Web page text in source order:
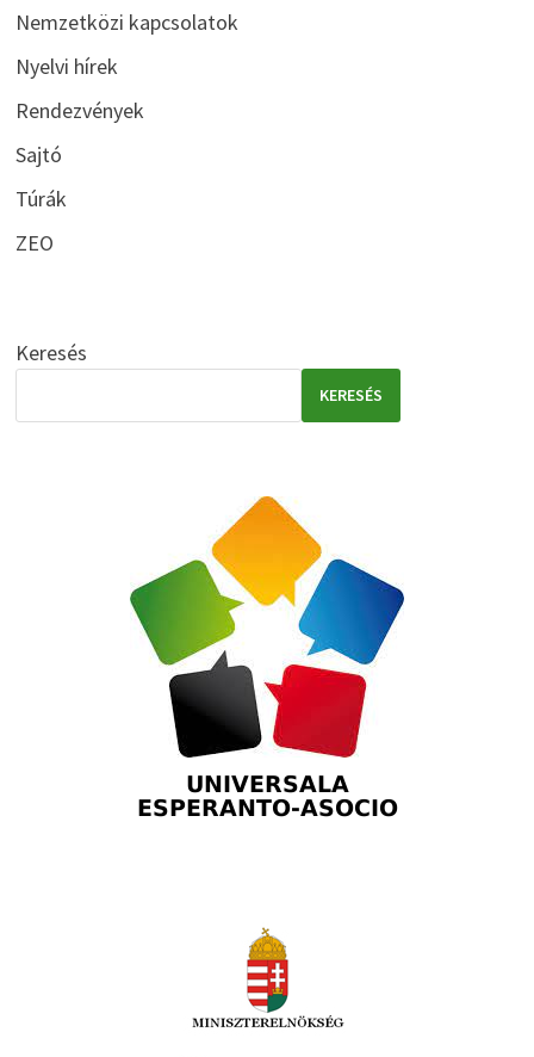
Nemzetközi kapcsolatok
Nyelvi hírek
Rendezvények
Sajtó
Túrák
ZEO
Keresés
KERESÉS